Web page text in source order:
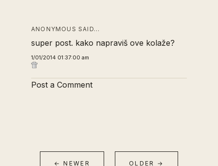
ANONYMOUS SAID…
super post. kako napraviš ove kolaže?
1/01/2014 01:37:00 am
Post a Comment
← NEWER OLDER →